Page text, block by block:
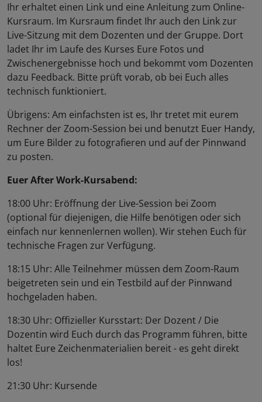
Ihr erhaltet einen Link und eine Anleitung zum Online-
Kursraum. Im Kursraum findet Ihr auch den Link zur
Live-Sitzung mit dem Dozenten und der Gruppe. Dort
ladet Ihr im Laufe des Kurses Eure Fotos und
Zwischenergebnisse hoch und bekommt vom Dozenten
dazu Feedback. Bitte prüft vorab, ob bei Euch alles
technisch funktioniert.
Übrigens: Am einfachsten ist es, Ihr tretet mit eurem
Rechner der Zoom-Session bei und benutzt Euer Handy,
um Eure Bilder zu fotografieren und auf der Pinnwand
zu posten.
Euer After Work-Kursabend:
18:00 Uhr: Eröffnung der Live-Session bei Zoom
(optional für diejenigen, die Hilfe benötigen oder sich
einfach nur kennenlernen wollen). Wir stehen Euch für
technische Fragen zur Verfügung.
18:15 Uhr: Alle Teilnehmer müssen dem Zoom-Raum
beigetreten sein und ein Testbild auf der Pinnwand
hochgeladen haben.
18:30 Uhr: Offizieller Kursstart: Der Dozent / Die
Dozentin wird Euch durch das Programm führen, bitte
haltet Eure Zeichenmaterialien bereit - es geht direkt
los!
21:30 Uhr: Kursende